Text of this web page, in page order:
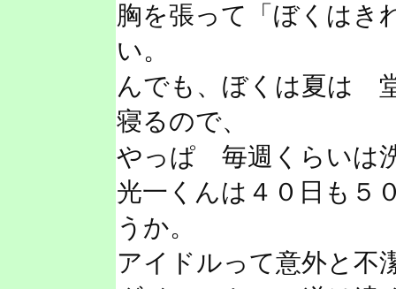
胸を張って「ぼくはき
い。
んでも、ぼくは夏は
寝るので、
やっぱ 毎週くらいは
光一くんは４０日も５
うか。
アイドルって意外と不